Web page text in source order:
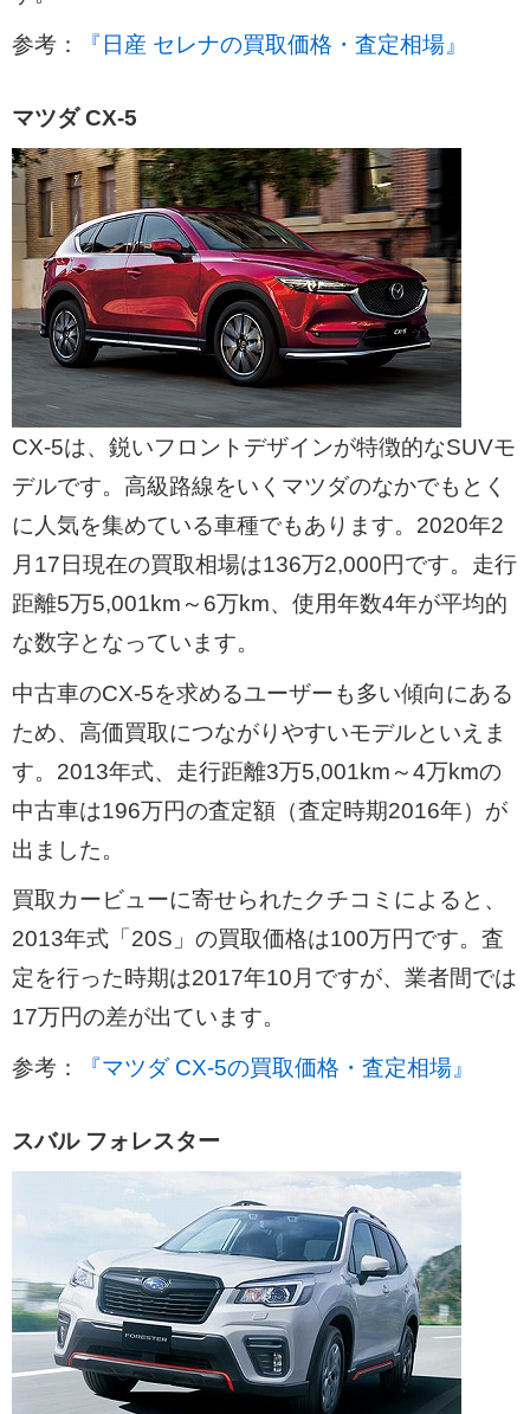
参考： 『日産 セレナの買取価格・査定相場』
マツダ CX-5
CX-5は、鋭いフロントデザインが特徴的なSUVモ
デルです。高級路線をいくマツダのなかでもとく
に人気を集めている車種でもあります。2020年2
月17日現在の買取相場は136万2,000円です。走行
距離5万5,001km～6万km、使用年数4年が平均的
な数字となっています。
中古車のCX-5を求めるユーザーも多い傾向にある
ため、高価買取につながりやすいモデルといえま
す。2013年式、走行距離3万5,001km～4万kmの
中古車は196万円の査定額（査定時期2016年）が
出ました。
買取カービューに寄せられたクチコミによると、
2013年式「20S」の買取価格は100万円です。査
定を行った時期は2017年10月ですが、業者間では
17万円の差が出ています。
参考： 『マツダ CX-5の買取価格・査定相場』
スバル フォレスター